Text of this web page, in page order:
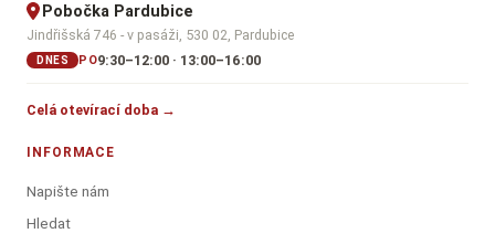
Pobočka Pardubice
Jindřišská 746 - v pasáži, 530 02, Pardubice
DNES PO9:30–12:00 · 13:00–16:00
Celá otevírací doba →
INFORMACE
Napište nám
Hledat